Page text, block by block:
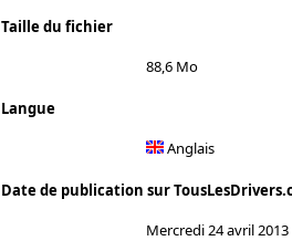
Taille du fichier
88,6 Mo
Langue
Anglais
Date de publication sur
Mercredi 24 avril 2013